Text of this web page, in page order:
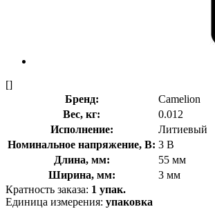
[]
Бренд:
Camelion
Вес, кг:
0.012
Исполнение:
Литиевый
Номинальное напряжение, В: 3 В
Длина, мм:
55 мм
Ширина, мм:
3 мм
Кратность заказа: 1 упак.
Единица измерения: упаковка